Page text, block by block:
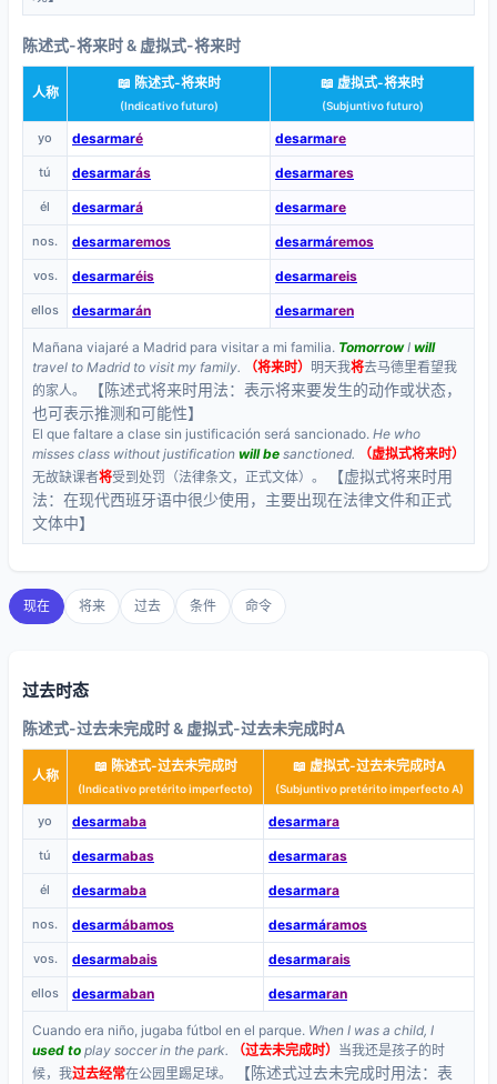
陈述式-将来时 & 虚拟式-将来时
人称
📖 陈述式-将来时
(Indicativo futuro)
📖 虚拟式-将来时
(Subjuntivo futuro)
yo desarmaré desarmare
tú desarmarás desarmares
él desarmará desarmare
nos. desarmaremos desarmáremos
vos. desarmaréis desarmareis
ellos desarmarán desarmaren
Mañana viajaré a Madrid para visitar a mi familia. TomorrowI will
travel to Madrid to visit my family.
（将来时） 明天我将去马德里看望我
的家人。
【陈述式将来时用法：表示将来要发生的动作或状态，
也可表示推测和可能性】
El que faltare a clase sin justificación será sancionado. He who
misses class without justification will be sanctioned.
（虚拟式将来时）
无故缺课者将受到处罚（法律条文，正式文体）。
【虚拟式将来时用
法：在现代西班牙语中很少使用，主要出现在法律文件和正式
文体中】
现在 将来 过去 条件 命令
过去时态
陈述式-过去未完成时 & 虚拟式-过去未完成时A
人称
📖 陈述式-过去未完成时
(Indicativo pretérito imperfecto)
📖 虚拟式-过去未完成时A
(Subjuntivo pretérito imperfecto A)
yo desarmaba desarmara
tú desarmabas desarmaras
él desarmaba desarmara
nos. desarmábamos desarmáramos
vos. desarmabais desarmarais
ellos desarmaban desarmaran
Cuando era niño, jugaba fútbol en el parque. When I was a child, I
used to play soccer in the park. （过去未完成时） 当我还是孩子的时
候，我过去经常在公园里踢足球。
【陈述式过去未完成时用法：表